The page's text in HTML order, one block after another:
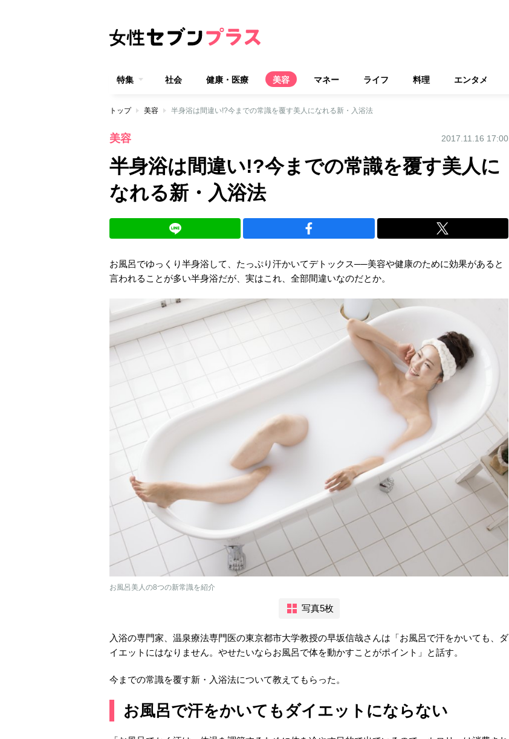
特集 社会 健康・医療 美容 マネー ライフ 料理 エンタメ
トップ 美容 半身浴は間違い!?今までの常識を覆す美人になれる新・入浴法
美容 2017.11.16 17:00
半身浴は間違い!?今までの常識を覆す美人に
なれる新・入浴法
お風呂でゆっくり半身浴して、たっぷり汗かいてデトックス──美容や健康のために効果があると
言われることが多い半身浴だが、実はこれ、全部間違いなのだとか。
お風呂美人の8つの新常識を紹介
写真5枚
入浴の専門家、温泉療法専門医の東京都市大学教授の早坂信哉さんは「お風呂で汗をかいても、ダ
イエットにはなりません。やせたいならお風呂で体を動かすことがポイント」と話す。
今までの常識を覆す新・入浴法について教えてもらった。
お風呂で汗をかいてもダイエットにならない